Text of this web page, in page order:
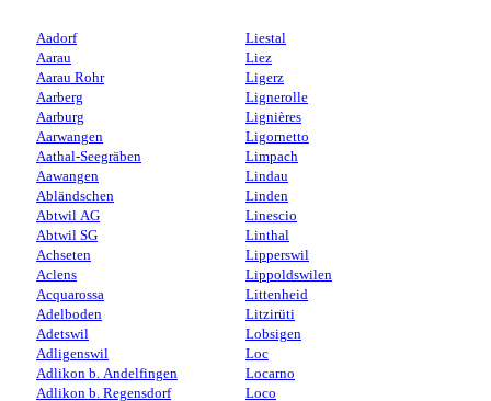
Aadorf
Aarau
Aarau Rohr
Aarberg
Aarburg
Aarwangen
Aathal-Seegräben
Aawangen
Abländschen
Abtwil AG
Abtwil SG
Achseten
Aclens
Acquarossa
Adelboden
Adetswil
Adligenswil
Adlikon b. Andelfingen
Adlikon b. Regensdorf
Liestal
Liez
Ligerz
Lignerolle
Lignières
Ligornetto
Limpach
Lindau
Linden
Linescio
Linthal
Lipperswil
Lippoldswilen
Littenheid
Litzirüti
Lobsigen
Loc
Locarno
Loco